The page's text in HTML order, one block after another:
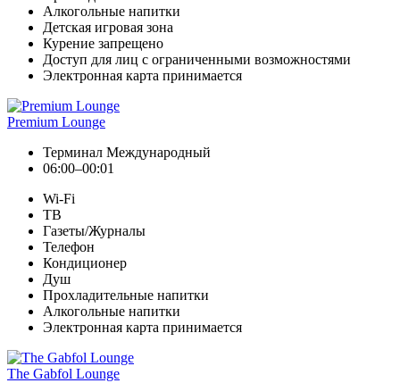
Алкогольные напитки
Детская игровая зона
Курение запрещено
Доступ для лиц с ограниченными возможностями
Электронная карта принимается
Premium Lounge
Терминал Международный
06:00–00:01
Wi-Fi
ТВ
Газеты/Журналы
Телефон
Кондиционер
Душ
Прохладительные напитки
Алкогольные напитки
Электронная карта принимается
The Gabfol Lounge